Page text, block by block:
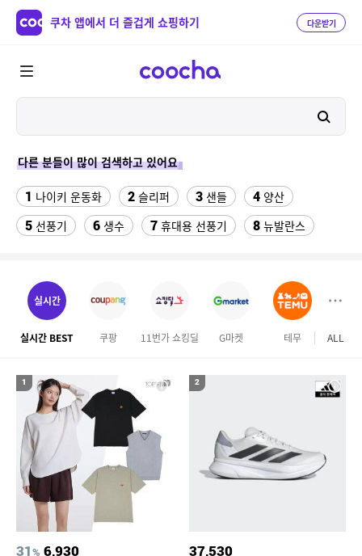
쿠차 앱에서 더 즐겁게 쇼핑하기 다운받기
다른 분들이 많이 검색하고 있어요
1 나이키 운동화 2 슬리퍼 3 샌들 4 양산
5 선풍기 6 생수 7 휴대용 선풍기 8 뉴발란스
11 가정용고추건조기
13 여자라인 댄스복 이상봉에디션 점퍼
16 수향미쌀10kg 17 발바닥저주파 마사지기
미니인형뽑기기계
20 뷔페용기
ALL
실시간
실시간 BEST 쿠팡 11번가 쇼킹딜 G마켓 테무
1
31% 6,930
2
37,530